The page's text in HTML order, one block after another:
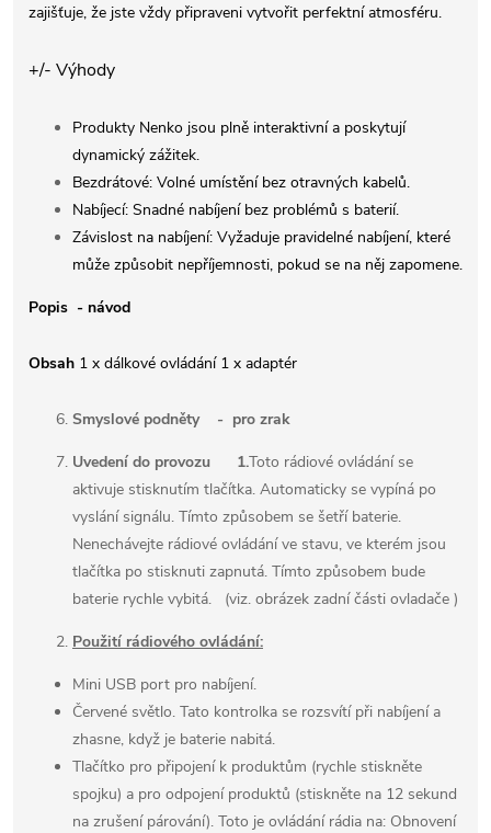
zajišťuje, že jste vždy připraveni vytvořit perfektní atmosféru.
+/- Výhody
Produkty Nenko jsou plně interaktivní a poskytují
dynamický zážitek.
Bezdrátové: Volné umístění bez otravných kabelů.
Nabíjecí: Snadné nabíjení bez problémů s baterií.
Závislost na nabíjení: Vyžaduje pravidelné nabíjení, které
může způsobit nepříjemnosti, pokud se na něj zapomene.
Popis - návod
Obsah 1 x dálkové ovládání 1 x adaptér
Smyslové podněty - pro zrak
Uvedení do provozu 1.Toto rádiové ovládání se
aktivuje stisknutím tlačítka. Automaticky se vypíná po
vyslání signálu. Tímto způsobem se šetří baterie.
Nenechávejte rádiové ovládání ve stavu, ve kterém jsou
tlačítka po stisknuti zapnutá. Tímto způsobem bude
baterie rychle vybitá. (viz. obrázek zadní části ovladače )
Použití rádiového ovládání:
Mini USB port pro nabíjení.
Červené světlo. Tato kontrolka se rozsvítí při nabíjení a
zhasne, když je baterie nabitá.
Tlačítko pro připojení k produktům (rychle stiskněte
spojku) a pro odpojení produktů (stiskněte na 12 sekund
na zrušení párování). Toto je ovládání rádia na: Obnovení